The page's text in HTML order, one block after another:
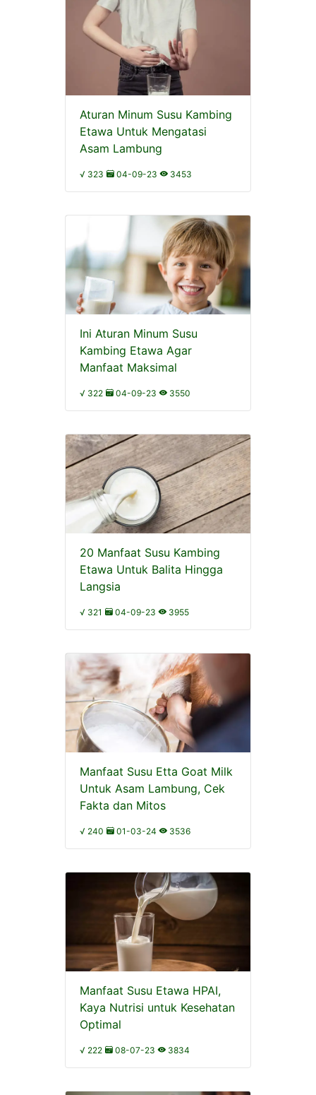
Aturan Minum Susu Kambing
Etawa Untuk Mengatasi
Asam Lambung
√ 323 04-09-23 3453
Ini Aturan Minum Susu
Kambing Etawa Agar
Manfaat Maksimal
√ 322 04-09-23 3550
20 Manfaat Susu Kambing
Etawa Untuk Balita Hingga
Langsia
√ 321 04-09-23 3955
Manfaat Susu Etta Goat Milk
Untuk Asam Lambung, Cek
Fakta dan Mitos
√ 240 01-03-24 3536
Manfaat Susu Etawa HPAI,
Kaya Nutrisi untuk Kesehatan
Optimal
√ 222 08-07-23 3834